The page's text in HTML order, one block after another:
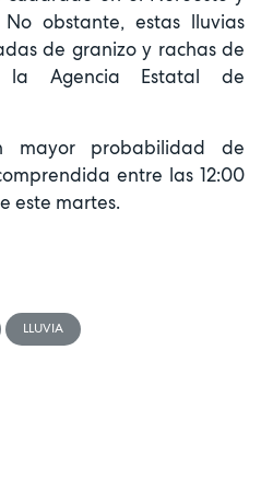
obstante, estas lluvias
de granizo y rachas de
la Agencia Estatal de
mayor probabilidad de
entre las 12:00
este martes.
LLUVIA